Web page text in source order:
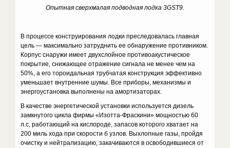
Опытная сверхмалая подводная лодка 3GST9.
В процессе конструирования лодки преследовалась главная
цель — максимально затруднить ее обнаружение противником.
Корпус сна­ружи имеет двухслойное противоакустическое
покрытие, снижающее отражение сигнала не менее чем на
50%, а его тороидальная трубча­тая конструкция эффективно
уменьшает внутренние шумы. Все при­боры, механизмы и
энергоустановка выполнены на амортизаторах.
В качестве энергетической установки используется дизель
замк­нутого цикла фирмы «Изотта-Фраскини» мощностью 60
л.с, работающий на кислороде, запасов которого хватает на
200 миль хода при скорости б узлов. Выхлопные газы, пройдя
очистку и нейтрализацию, закачиваются в освободившиеся от